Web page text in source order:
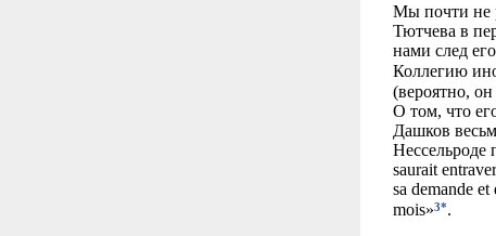
Мы почти не
Тютчева в
нами след
Коллегию
(вероятно,
О том, что
Дашков
Нессельроде
saurait
sa demande
mois»3*.